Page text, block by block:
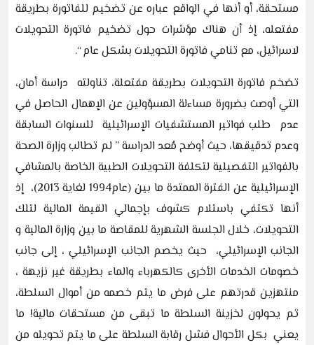
مستحقة، أو أنها في الواقع عباره عن تضخيم للفاتورة بطريقة
مفتعله، إذ أن هناك مؤشرات حول تضخيم فاتورة التحويلات
لاسرائيل، مع تنامي فاتورة التحويلات بشكل عام “.
تضخم فاتورة التحويلات بطريقة مفتعلة، تناولته دراسة أمان،
التي أوصت بضرورة مساءلة المسؤولين عن الإهمال الحاصل في
عدم طلب فواتير المستشفيات الإسرائيلية للسنوات السابقة
وعدم تدقيقها، حيث أوضح مُعد الدراسة ” لم تطالب وزارة الصحة
بالفواتير التفصيلية لتكلفة التحويلات الطبية الخاصة بالمشافي
الإسرائيلية عن الفترة الممتدة ما بين (عام1994 لغاية 2013)، إذ
أنها تكتفي باستلام كشوف بإجمالي القيمة المالية لتلك
التحويلات، خلال الجلسة الشهرية للمقاصة ما بين وزارة المالية و
الجانب الإسرائيلي، حيث يخصم الجانب الإسرائيلي ، إلى جانب
خصومات الخدمات الأخرى كالكهرباء والماء بطريقة غير نزيهة ،
منتهزين قدرتهم على فرض ما يتم خصمه من أموال السلطة،
ثم يحولون لخزينة السلطة ما تبقى من مستحقات مالية! ما
يعني بكل الأحوال فشل رقابة السلطة على ما يتم تحويله من